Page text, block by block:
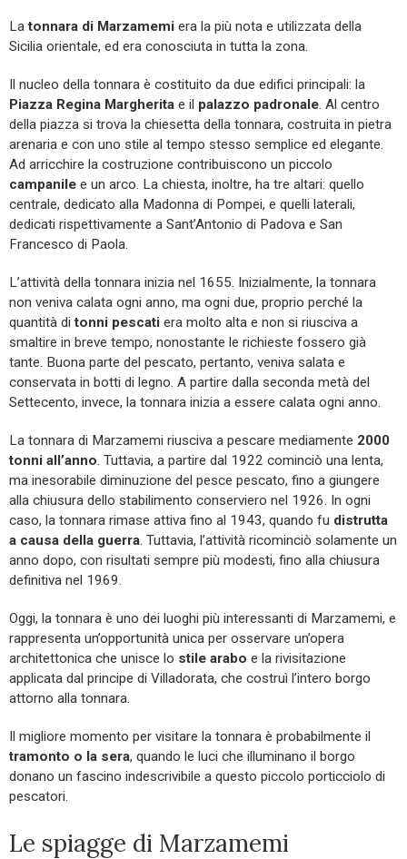
Latonnara di Marzamemi era la più nota e utilizzata della
Sicilia orientale, ed era conosciuta in tutta la zona.
Il nucleo della tonnara è costituito da due edifici principali: la
Piazza Regina Margherita e il palazzo padronale. Al centro
della piazza si trova la chiesetta della tonnara, costruita in pietra
arenaria e con uno stile al tempo stesso semplice ed elegante.
Ad arricchire la costruzione contribuiscono un piccolo
campanile e un arco. La chiesta, inoltre, ha tre altari: quello
centrale, dedicato alla Madonna di Pompei, e quelli laterali,
dedicati rispettivamente a Sant’Antonio di Padova e San
Francesco di Paola.
L’attività della tonnara inizia nel 1655. Inizialmente, la tonnara
non veniva calata ogni anno, ma ogni due, proprio perché la
quantità ditonni pescati era molto alta e non si riusciva a
smaltire in breve tempo, nonostante le richieste fossero già
tante. Buona parte del pescato, pertanto, veniva salata e
conservata in botti di legno. A partire dalla seconda metà del
Settecento, invece, la tonnara inizia a essere calata ogni anno.
La tonnara di Marzamemi riusciva a pescare mediamente 2000
tonni all’anno. Tuttavia, a partire dal 1922 cominciò una lenta,
ma inesorabile diminuzione del pesce pescato, fino a giungere
alla chiusura dello stabilimento conserviero nel 1926. In ogni
caso, la tonnara rimase attiva fino al 1943, quando fu distrutta
a causa della guerra. Tuttavia, l’attività ricominciò solamente un
anno dopo, con risultati sempre più modesti, fino alla chiusura
definitiva nel 1969.
Oggi, la tonnara è uno dei luoghi più interessanti di Marzamemi, e
rappresenta un’opportunità unica per osservare un’opera
architettonica che unisce lo stile arabo e la rivisitazione
applicata dal principe di Villadorata, che costruì l’intero borgo
attorno alla tonnara.
Il migliore momento per visitare la tonnara è probabilmente il
tramonto o la sera, quando le luci che illuminano il borgo
donano un fascino indescrivibile a questo piccolo porticciolo di
pescatori.
Le spiagge di Marzamemi